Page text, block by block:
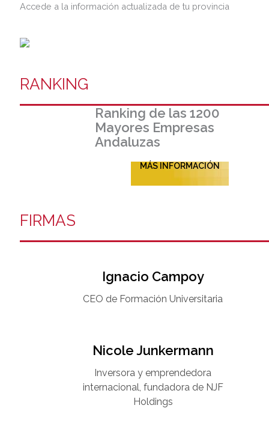
Accede a la información actualizada de tu provincia
RANKING
Ranking de las 1200
Mayores Empresas
Andaluzas
MÁS INFORMACIÓN
FIRMAS
Ignacio Campoy​
CEO de Formación Universitaria​
Nicole Junkermann​
Inversora y emprendedora
internacional, fundadora de NJF
Holdings